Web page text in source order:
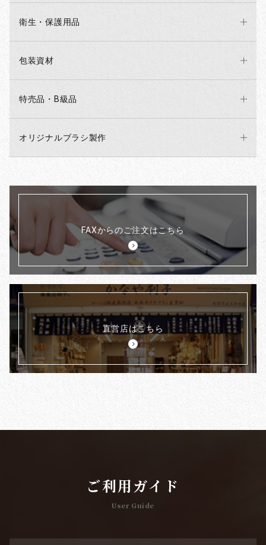
衛生・保護用品
包装資材
特売品・B級品
オリジナルブラシ製作
FAXからのご注文はこちら
直営店はこちら
ご利用ガイド
User Guide